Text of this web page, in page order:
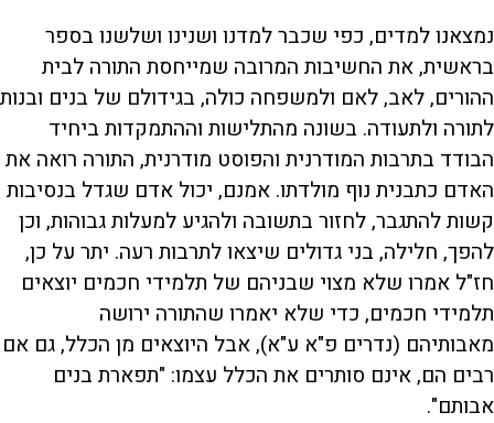
נמצאנו למדים, כפי שכבר למדנו ושנינו ושלשנו בספר
בראשית, את החשיבות המרובה שמייחסת התורה לבית
ההורים, לאב, לאם ולמשפחה כולה, בגידולם של בנים ובנות
לתורה ולתעודה. בשונה מהתלישות וההתמקדות ביחיד
הבודד בתרבות המודרנית והפוסט מודרנית, התורה רואה את
האדם כתבנית נוף מולדתו. אמנם, יכול אדם שגדל בנסיבות
קשות להתגבר, לחזור בתשובה ולהגיע למעלות גבוהות, וכן
להפך, חלילה, בני גדולים שיצאו לתרבות רעה. יתר על כן,
חז"ל אמרו שלא מצוי שבניהם של תלמידי חכמים יוצאים
תלמידי חכמים, כדי שלא יאמרו שהתורה ירושה
מאבותיהם (נדרים פ"א ע"א), אבל היוצאים מן הכלל, גם אם
רבים הם, אינם סותרים את הכלל עצמו: "תפארת בנים
אבותם".